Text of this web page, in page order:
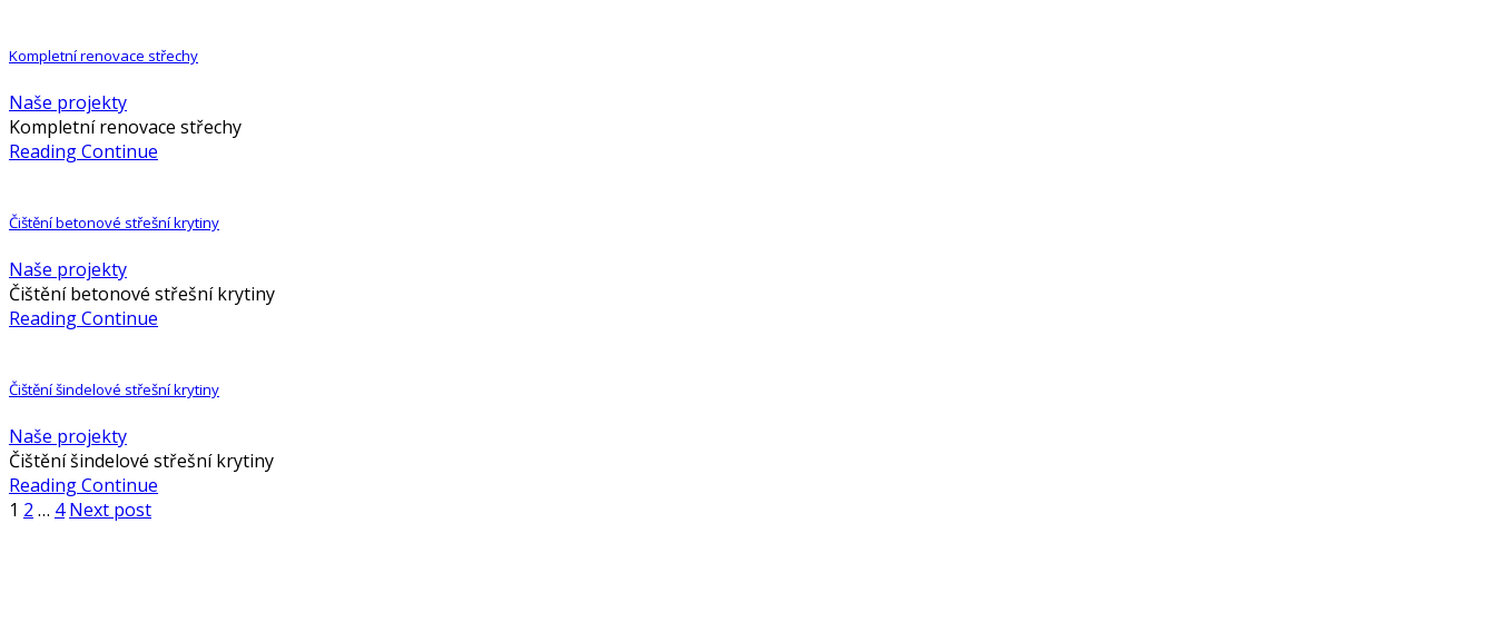
Kompletní renovace střechy
Naše projekty
Kompletní renovace střechy
Reading Continue
Čištění betonové střešní krytiny
Naše projekty
Čištění betonové střešní krytiny
Reading Continue
Čištění šindelové střešní krytiny
Naše projekty
Čištění šindelové střešní krytiny
Reading Continue
1 2 … 4 Next post